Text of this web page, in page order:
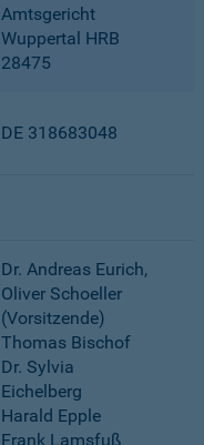
Amtsgericht
Wuppertal HRB
28475
DE 318683048
Dr. Andreas Eurich,
Oliver Schoeller
(Vorsitzende)
Thomas Bischof
Dr. Sylvia
Eichelberg
Harald Epple
Frank Lamsfuß